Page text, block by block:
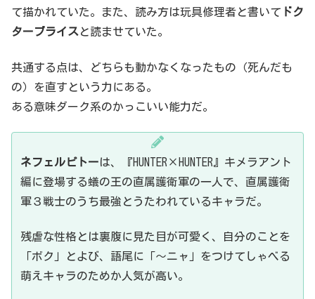
て描かれていた。また、読み方は玩具修理者と書いて ドク
ターブライス と読ませていた。
共通する点は、どちらも動かなくなったもの（死んだも
の）を直すという力にある。
ある意味ダーク系のかっこいい能力だ。
ネフェルピトーは、『HUNTER×HUNTER』キメラアント
編に登場する蟻の王の直属護衛軍の一人で、直属護衛
軍３戦士のうち最強とうたわれているキャラだ。
残虐な性格とは裏腹に見た目が可愛く、自分のことを
「ボク」とよび、語尾に「～ニャ」をつけてしゃべる
萌えキャラのためか人気が高い。